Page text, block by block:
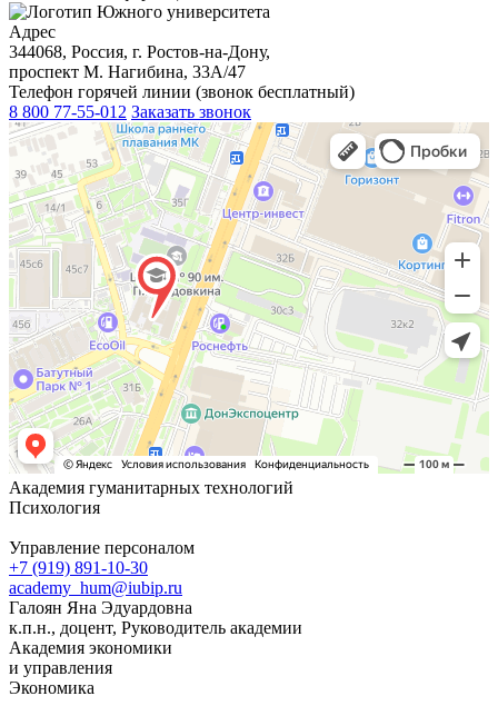
Адрес
344068, Россия, г. Ростов-на-Дону,
проспект М. Нагибина, 33А/47
Телефон горячей линии (звонок бесплатный)
8 800 77-55-012 Заказать звонок
Академия гуманитарных технологий
Психология
Управление персоналом
+7 (919) 891-10-30
academy_hum@iubip.ru
Галоян Яна Эдуардовна
к.п.н., доцент, Руководитель академии
Академия экономики
и управления
Экономика